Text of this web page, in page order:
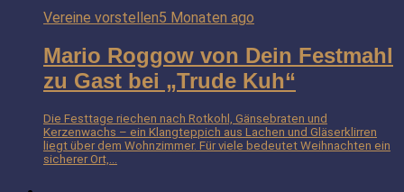
Vereine vorstellen5 Monaten ago
Mario Roggow von Dein Festmahl
zu Gast bei „Trude Kuh“
Die Festtage riechen nach Rotkohl, Gänsebraten und
Kerzenwachs – ein Klangteppich aus Lachen und Gläserklirren
liegt über dem Wohnzimmer. Für viele bedeutet Weihnachten ein
sicherer Ort,...